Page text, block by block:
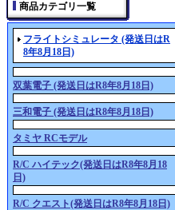
商品カテゴリ一覧
フライトシミュレータ (発送日はR
8年8月18日)
双葉電子 (発送日はR8年8月18日)
三和電子 (発送日はR8年8月18日)
タミヤ RCモデル
R/C ハイテック(発送日はR8年8月18
日)
R/C クエスト(発送日はR8年8月18日)